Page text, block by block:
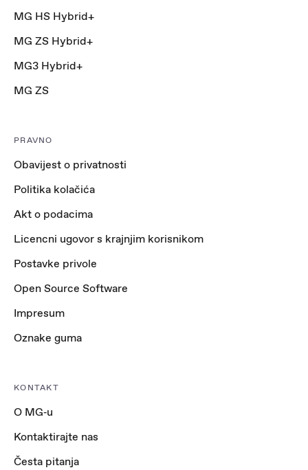
MG HS Hybrid+
MG ZS Hybrid+
MG3 Hybrid+
MG ZS
PRAVNO
Obavijest o privatnosti
Politika kolačića
Akt o podacima
Licencni ugovor s krajnjim korisnikom
Postavke privole
Open Source Software
Impresum
Oznake guma
KONTAKT
O MG‑u
Kontaktirajte nas
Česta pitanja